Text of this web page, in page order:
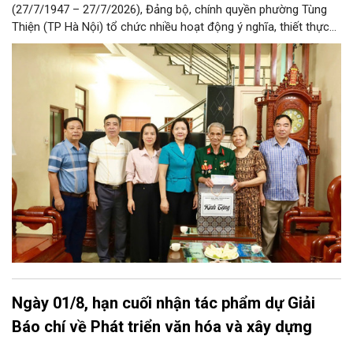
(27/7/1947 – 27/7/2026), Đảng bộ, chính quyền phường Tùng
Thiện (TP Hà Nội) tổ chức nhiều hoạt động ý nghĩa, thiết thực
nhằm tri ân người có công, thân nhân người có công với cách
mạng… Qua đó lan tỏa đạo lý “uống nước nhớ nguồn”, đền ơn
đáp nghĩa tốt đẹp của dân tộc Việt Nam nói chung và người Hà
Nội thanh lịch, văn minh nói riêng.
Ngày 01/8, hạn cuối nhận tác phẩm dự Giải
Báo chí về Phát triển văn hóa và xây dựng